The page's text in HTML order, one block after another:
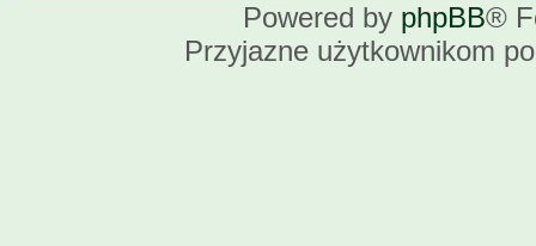
Powered by phpBB®
Przyjazne użytkownikom